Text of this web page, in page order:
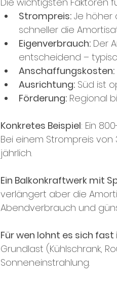
Strompreis: Je höher
schneller die
Eigenverbrauch: Der
entscheidend –
Anschaffungskosten:
Ausrichtung: Süd ist
Förderung: Regional
Konkretes Beispiel: Ein
Bei einem Strompreis von
jährlich.
Ein Balkonkraftwerk mit
verlängert aber die
Abendverbrauch und
Für wen lohnt es sich
Grundlast (Kühlschrank,
Sonneneinstrahlung.